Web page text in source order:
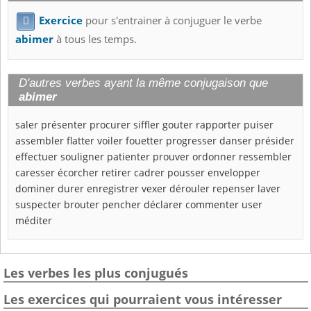
 Exercice pour s'entrainer à conjuguer le verbe
abimerà tous les temps.
D'autres verbes ayant la même conjugaison que
abimer
saler présenter procurer siffler gouter rapporter puiser
assembler flatter voiler fouetter progresser danser présider
effectuer souligner patienter prouver ordonner ressembler
caresser écorcher retirer cadrer pousser envelopper
dominer durer enregistrer vexer dérouler repenser laver
suspecter brouter pencher déclarer commenter user
méditer
Les verbes les plus conjugués
Les exercices qui pourraient vous intéresser